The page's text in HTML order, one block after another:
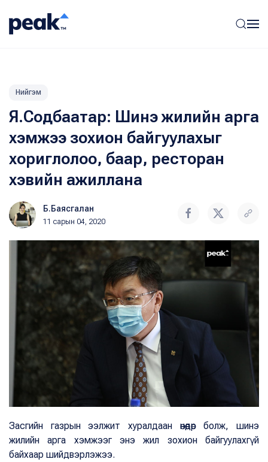
Нийгэм
Я.Содбаатар: Шинэ жилийн арга
хэмжээ зохион байгуулахыг
хориглолоо, баар, ресторан
хэвийн ажиллана
Б.Баясгалан
11 сарын 04, 2020
Засгийн газрын ээлжит хуралдаан өнөөдөр болж, шинэ
жилийн арга хэмжээг энэ жил зохион байгуулахгүй
байхаар шийдвэрлэжээ.